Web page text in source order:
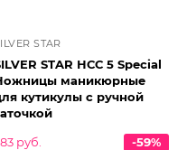
STAR
STAR НСС 5 Special
маникюрные
кутикулы с ручной
руб.
-59%